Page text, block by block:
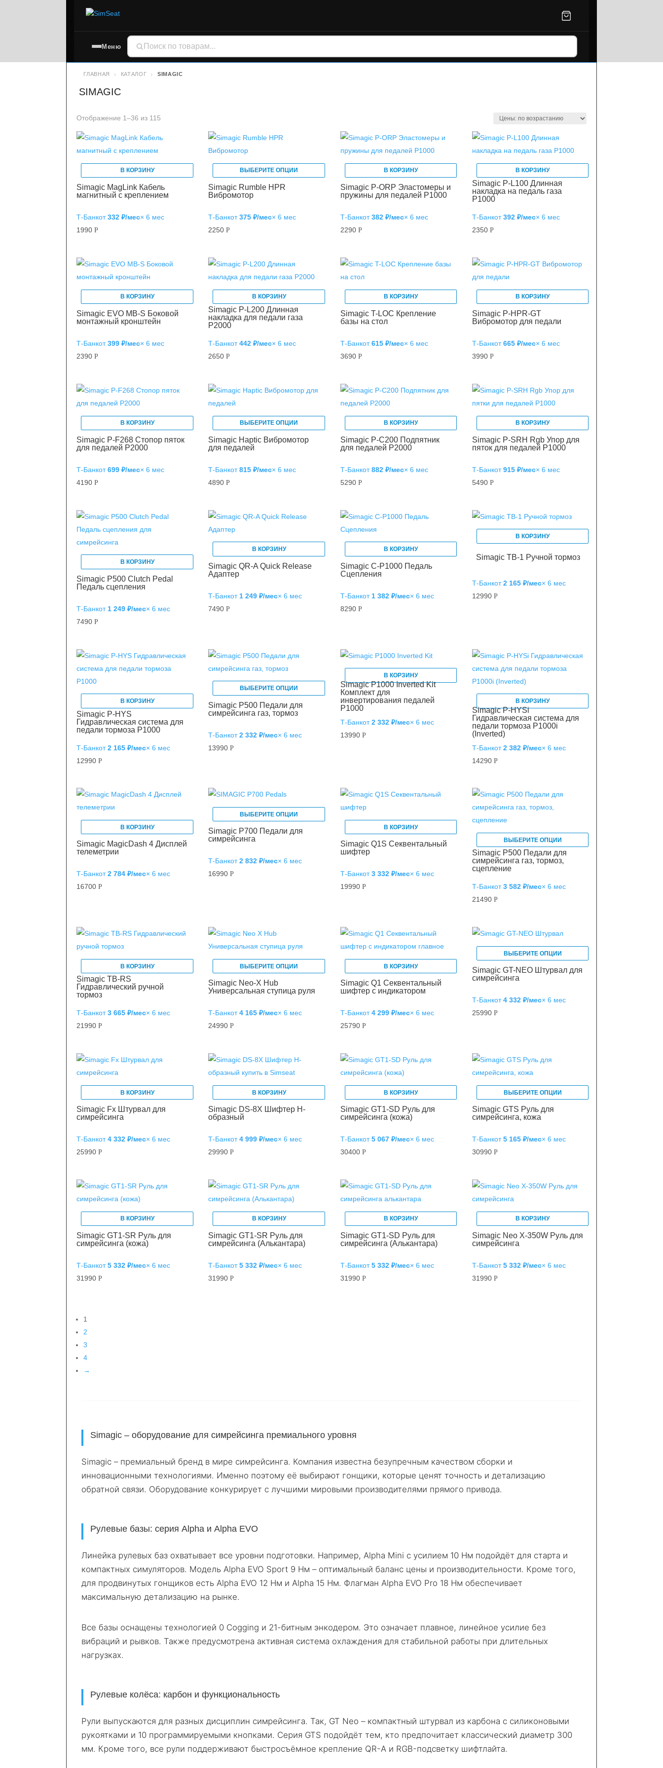
Меню
ГЛАВНАЯ КАТАЛОГ SIMAGIC
SIMAGIC
Отображение 1–36 из 115
Simagic MagLink Кабель
магнитный с креплением
Т‑Банкот332 ₽/мес× 6 мес
1990Р
В КОРЗИНУ
Simagic Rumble HPR
Вибромотор
Т‑Банкот375 ₽/мес× 6 мес
2250Р
ВЫБЕРИТЕ ОПЦИИ
Simagic P-ORP Эластомеры и
пружины для педалей P1000
Т‑Банкот382 ₽/мес× 6 мес
2290 Р
В КОРЗИНУ
Simagic P-L100 Длинная
накладка на педаль газа
P1000
Т‑Банкот392 ₽/мес× 6 мес
2350 Р
В КОРЗИНУ
Simagic EVO MB-S Боковой
монтажный кронштейн
Т‑Банкот399 ₽/мес× 6 мес
2390Р
В КОРЗИНУ
Simagic P-L200 Длинная
накладка для педали газа
P2000
Т‑Банкот442 ₽/мес× 6 мес
2650Р
В КОРЗИНУ
Simagic T-LOC Крепление
базы на стол
Т‑Банкот615 ₽/мес× 6 мес
3690 Р
В КОРЗИНУ
Simagic P-HPR-GT
Вибромотор для педали
Т‑Банкот665 ₽/мес× 6 мес
3990 Р
В КОРЗИНУ
Simagic P-F268 Стопор пяток
для педалей P2000
Т‑Банкот699 ₽/мес× 6 мес
4190Р
В КОРЗИНУ
Simagic Haptic Вибромотор
для педалей
Т‑Банкот815 ₽/мес× 6 мес
4890Р
ВЫБЕРИТЕ ОПЦИИ
Simagic P-C200 Подпятник
для педалей P2000
Т‑Банкот882 ₽/мес× 6 мес
5290 Р
В КОРЗИНУ
Simagic P-SRH Rgb Упор для
пяток для педалей P1000
Т‑Банкот915 ₽/мес× 6 мес
5490 Р
В КОРЗИНУ
Simagic P500 Clutch Pedal
Педаль сцепления
Т‑Банкот 1 249 ₽/мес× 6 мес
7490Р
В КОРЗИНУ
Simagic QR-A Quick Release
Адаптер
Т‑Банкот 1 249 ₽/мес× 6 мес
7490Р
В КОРЗИНУ
Simagic C-P1000 Педаль
Сцепления
Т‑Банкот 1 382 ₽/мес× 6 мес
8290 Р
В КОРЗИНУ
Simagic TB-1 Ручной тормоз
Т‑Банкот2 165 ₽/мес× 6 мес
12990 Р
В КОРЗИНУ
Simagic P-HYS
Гидравлическая система для
педали тормоза P1000
Т‑Банкот2 165 ₽/мес× 6 мес
12990Р
В КОРЗИНУ
Simagic P500 Педали для
симрейсинга газ, тормоз
Т‑Банкот2 332 ₽/мес× 6 мес
13990Р
ВЫБЕРИТЕ ОПЦИИ
Simagic P1000 Inverted Kit
Комплект для
инвертирования педалей
P1000
Т‑Банкот2 332 ₽/мес× 6 мес
13990 Р
В КОРЗИНУ
Simagic P-HYSi
Гидравлическая система для
педали тормоза P1000i
(Inverted)
Т‑Банкот2 382 ₽/мес× 6 мес
14290 Р
В КОРЗИНУ
Simagic MagicDash 4 Дисплей
телеметрии
Т‑Банкот2 784 ₽/мес× 6 мес
16700Р
В КОРЗИНУ
Simagic P700 Педали для
симрейсинга
Т‑Банкот2 832 ₽/мес× 6 мес
16990Р
ВЫБЕРИТЕ ОПЦИИ
Simagic Q1S Секвентальный
шифтер
Т‑Банкот3 332 ₽/мес× 6 мес
19990 Р
В КОРЗИНУ
Simagic P500 Педали для
симрейсинга газ, тормоз,
сцепление
Т‑Банкот3 582 ₽/мес× 6 мес
21490 Р
ВЫБЕРИТЕ ОПЦИИ
Simagic TB-RS
Гидравлический ручной
тормоз
Т‑Банкот3 665 ₽/мес× 6 мес
21990Р
В КОРЗИНУ
Simagic Neo-X Hub
Универсальная ступица руля
Т‑Банкот4 165 ₽/мес× 6 мес
24990Р
ВЫБЕРИТЕ ОПЦИИ
Simagic Q1 Cеквентальный
шифтер с индикатором
Т‑Банкот4 299 ₽/мес× 6 мес
25790 Р
В КОРЗИНУ
Simagic GT-NEO Штурвал для
симрейсинга
Т‑Банкот4 332 ₽/мес× 6 мес
25990 Р
ВЫБЕРИТЕ ОПЦИИ
Simagic Fx Штурвал для
симрейсинга
Т‑Банкот4 332 ₽/мес× 6 мес
25990Р
В КОРЗИНУ
Simagic DS-8X Шифтер H-
образный
Т‑Банкот4 999 ₽/мес× 6 мес
29990Р
В КОРЗИНУ
Simagic GT1-SD Руль для
симрейсинга (кожа)
Т‑Банкот5 067 ₽/мес× 6 мес
30400 Р
В КОРЗИНУ
Simagic GTS Руль для
симрейсинга, кожа
Т‑Банкот5 165 ₽/мес× 6 мес
30990 Р
ВЫБЕРИТЕ ОПЦИИ
Simagic GT1-SR Руль для
симрейсинга (кожа)
Т‑Банкот5 332 ₽/мес× 6 мес
31990Р
В КОРЗИНУ
Simagic GT1-SR Руль для
симрейсинга (Алькантара)
Т‑Банкот5 332 ₽/мес× 6 мес
31990Р
В КОРЗИНУ
Simagic GT1-SD Руль для
симрейсинга (Алькантара)
Т‑Банкот5 332 ₽/мес× 6 мес
31990 Р
В КОРЗИНУ
Simagic Neo X-350W Руль для
симрейсинга
Т‑Банкот5 332 ₽/мес× 6 мес
31990 Р
В КОРЗИНУ
1
2
3
4
→
Simagic – оборудование для симрейсинга премиального уровня
Simagic – премиальный бренд в мире симрейсинга. Компания известна безупречным качеством сборки и
инновационными технологиями. Именно поэтому её выбирают гонщики, которые ценят точность и детализацию
обратной связи. Оборудование конкурирует с лучшими мировыми производителями прямого привода.
Рулевые базы: серия Alpha и Alpha EVO
Линейка рулевых баз охватывает все уровни подготовки. Например, Alpha Mini с усилием 10 Нм подойдёт для старта и
компактных симуляторов. Модель Alpha EVO Sport 9 Нм – оптимальный баланс цены и производительности. Кроме того,
для продвинутых гонщиков есть Alpha EVO 12 Нм и Alpha 15 Нм. Флагман Alpha EVO Pro 18 Нм обеспечивает
максимальную детализацию на рынке.
Все базы оснащены технологией 0 Cogging и 21-битным энкодером. Это означает плавное, линейное усилие без
вибраций и рывков. Также предусмотрена активная система охлаждения для стабильной работы при длительных
нагрузках.
Рулевые колёса: карбон и функциональность
Рули выпускаются для разных дисциплин симрейсинга. Так, GT Neo – компактный штурвал из карбона с силиконовыми
рукоятками и 10 программируемыми кнопками. Серия GTS подойдёт тем, кто предпочитает классический диаметр 300
мм. Кроме того, все рули поддерживают быстросъёмное крепление QR-A и RGB-подсветку шифтлайта.